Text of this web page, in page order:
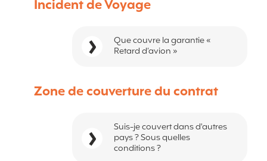
Incident de Voyage
Que couvre la garantie «
Retard d’avion »
Zone de couverture du contrat
Suis-je couvert dans d'autres
pays ? Sous quelles
conditions ?